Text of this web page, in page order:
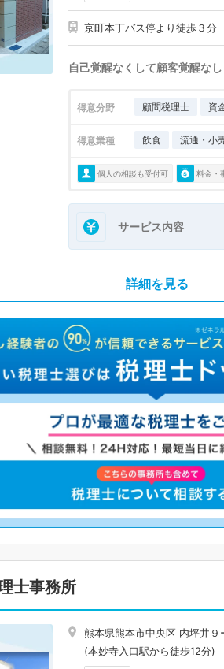
京町本丁バス停より徒歩３分
自己覚醒なくして顧客覚醒なし
得意分野 顧問税理士 資
得意業種 飲食 流通・小
個人の相談も受付可 料金・
サービス内容
詳細を見る
士事務所
熊本県熊本市中央区 内坪井９
(本妙寺入口駅から徒歩12分)